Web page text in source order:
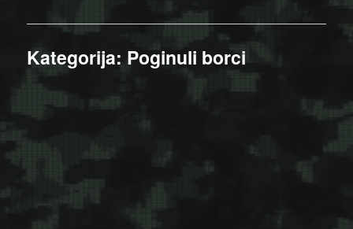
Kategorija: Poginuli borci